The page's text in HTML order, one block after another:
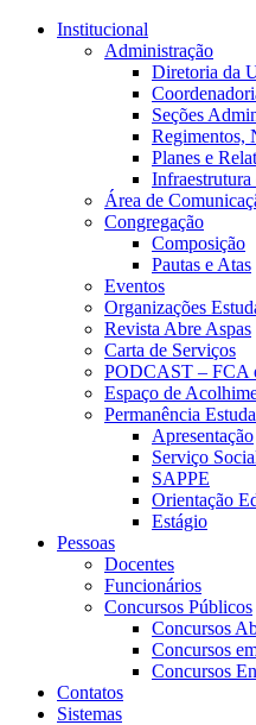
Conteúdo principal
Institucional
Administração
Diretoria da
Seções
Regimentos,
Planes e
Área de
Congregação
Composição
Pautas e Atas
Eventos
Organizações
Revista Abre Aspas
Carta de Serviços
PODCAST – FCA
Espaço de
Permanência
Apresentação
Serviço
SAPPE
Orientação
Estágio
Pessoas
Docentes
Funcionários
Concursos Públicos
Concursos
Concursos
Concursos
Contatos
Sistemas